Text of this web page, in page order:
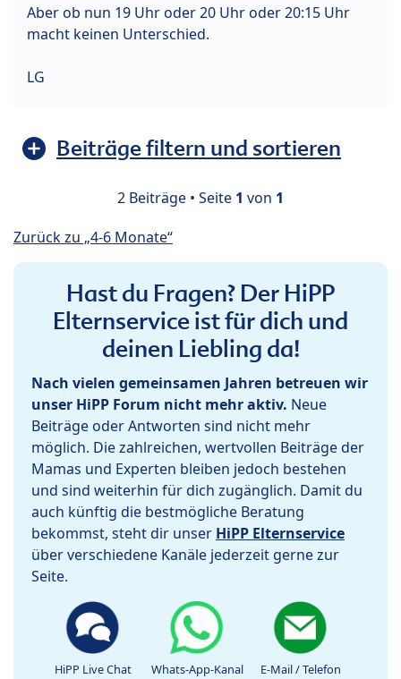
Aber ob nun 19 Uhr oder 20 Uhr oder 20:15 Uhr
macht keinen Unterschied.
LG
Beiträge filtern und sortieren
2 Beiträge • Seite 1 von 1
Zurück zu „4-6 Monate“
Hast du Fragen? Der HiPP
Elternservice ist für dich und
deinen Liebling da!
Nach vielen gemeinsamen Jahren betreuen wir
unser HiPP Forum nicht mehr aktiv. Neue
Beiträge oder Antworten sind nicht mehr
möglich. Die zahlreichen, wertvollen Beiträge der
Mamas und Experten bleiben jedoch bestehen
und sind weiterhin für dich zugänglich. Damit du
auch künftig die bestmögliche Beratung
bekommst, steht dir unser HiPP Elternservice
über verschiedene Kanäle jederzeit gerne zur
Seite.
HiPP Live Chat Whats-App-Kanal E-Mail / Telefon